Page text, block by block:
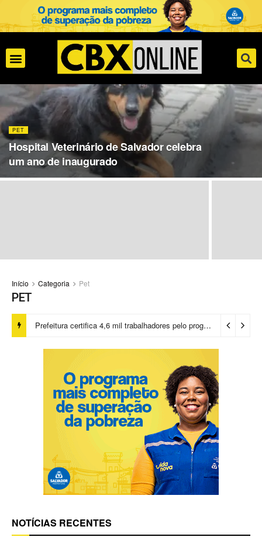
PET
Hospital Veterinário de Salvador celebra
um ano de inaugurado
Início Categoria Pet
PET
Prefeitura certifica 4,6 mil trabalhadores pelo programa Treinar para Empregar e realiza Feirão de Empregabilidade
NOTÍCIAS RECENTES